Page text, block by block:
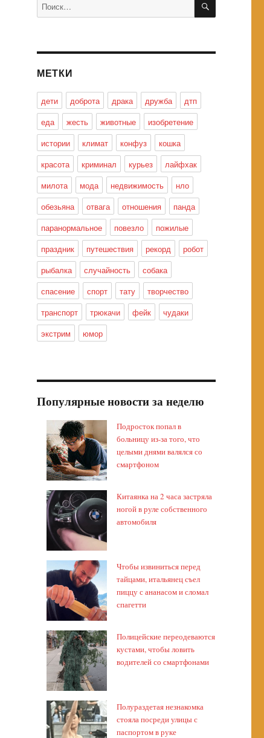
МЕТКИ
дети доброта драка дружба
дтп
еда
жесть животные
изобретение
истории
климат конфуз
кошка
красота
криминал курьез
лайфхак
милота
мода недвижимость
нло
обезьяна
отвага отношения
панда
паранормальное
повезло
пожилые
праздник
путешествия рекорд
робот
рыбалка
случайность
собака
спасение
спорт тату
творчество
транспорт
трюкачи фейк
чудаки
экстрим
юмор
Популярные новости за неделю
Подросток попал в
больницу из-за того, что
целыми днями валялся со
смартфоном
Китаянка на 2 часа застряла
ногой в руле собственного
автомобиля
Чтобы извиниться перед
тайцами, итальянец съел
пиццу с ананасом и сломал
спагетти
Полицейские переодеваются
кустами, чтобы ловить
водителей со смартфонами
Полураздетая незнакомка
стояла посреди улицы с
паспортом в руке